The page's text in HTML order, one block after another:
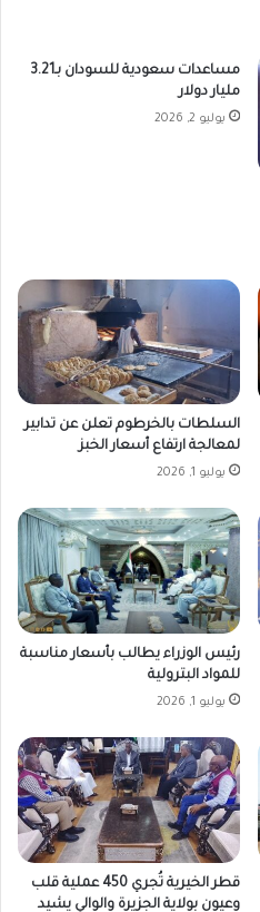
مساعدات سعودية للسودان بـ3.21
مليار دولار
يوليو 2, 2026
السلطات بالخرطوم تعلن عن تدابير
لمعالجة ارتفاع أسعار الخبز
يوليو 1, 2026
رئيس الوزراء يطالب بأسعار مناسبة
للمواد البترولية
يوليو 1, 2026
قطر الخيرية تُجري 450 عملية قلب
وعيون بولاية الجزيرة والوالي يشيد